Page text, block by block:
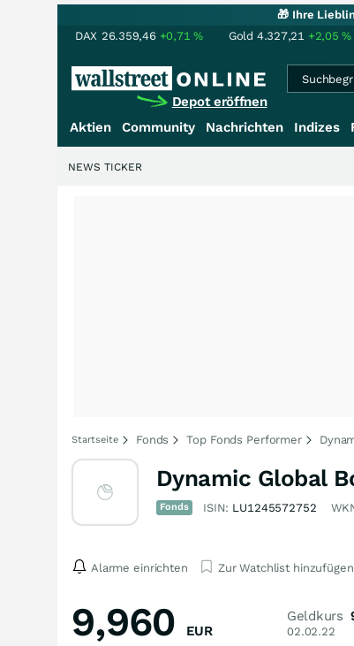
🎁 Ihre
DAX 26.359,46 +0,71% Gold 4.327,21 +2,05%
Depot eröffnen
Aktien Community Nachrichten Indizes
NEWS TICKER
Startseite Fonds Top Fonds Performer
Dynamic Global
Fonds ISIN: LU1245572752
Alarme einrichten Zur Watchlist hinzufügen
9,960 EUR
Geldkurs
02.02.22